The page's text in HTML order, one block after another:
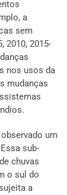
a
sem
2010, 2015-
nos usos da
mudanças
um
sub-
chuvas
o sul do
a